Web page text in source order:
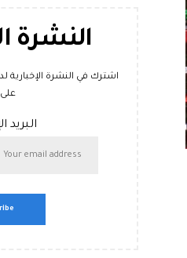
النشرة
اشترك في النشرة الإخبارية
على
البريد